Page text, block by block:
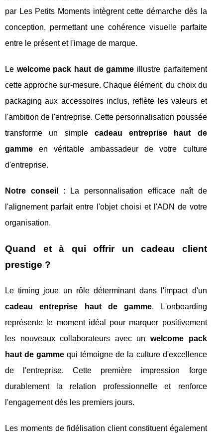
par Les Petits Moments intègrent cette démarche dès la
conception, permettant une cohérence visuelle parfaite
entre le présent et l'image de marque.
Le welcome pack haut de gamme illustre parfaitement
cette approche sur-mesure. Chaque élément, du choix du
packaging aux accessoires inclus, reflète les valeurs et
l'ambition de l'entreprise. Cette personnalisation poussée
transforme un simple cadeau entreprise haut de
gamme en véritable ambassadeur de votre culture
d'entreprise.
Notre conseil : La personnalisation efficace naît de
l'alignement parfait entre l'objet choisi et l'ADN de votre
organisation.
Quand et à qui offrir un cadeau client
prestige ?
Le timing joue un rôle déterminant dans l'impact d'un
cadeau entreprise haut de gamme. L'onboarding
représente le moment idéal pour marquer positivement
les nouveaux collaborateurs avec un welcome pack
haut de gamme qui témoigne de la culture d'excellence
de l'entreprise. Cette première impression forge
durablement la relation professionnelle et renforce
l'engagement dès les premiers jours.
Les moments de fidélisation client constituent également